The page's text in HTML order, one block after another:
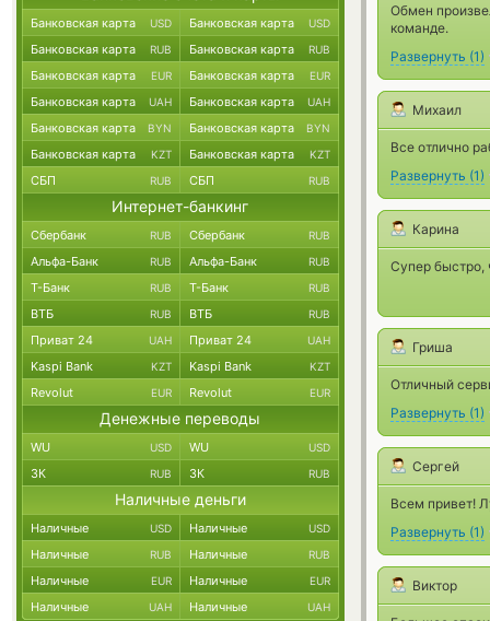
Обмен
команде.
Развернуть (1)
Михаил
Все отлично
Развернуть (1)
Карина
Супер быстро,
Гриша
Отличный
Развернуть (1)
Сергей
Всем привет!
Развернуть (1)
Виктор
Банковская карта USD Банковская карта USD
Банковская карта RUB Банковская карта RUB
Банковская карта EUR Банковская карта EUR
Банковская карта UAH Банковская карта UAH
Банковская карта BYN Банковская карта BYN
Банковская карта KZT Банковская карта KZT
СБП RUB СБП RUB
Интернет-банкинг
Сбербанк RUB Сбербанк RUB
Альфа-Банк RUB Альфа-Банк RUB
Т-Банк RUB Т-Банк RUB
ВТБ RUB ВТБ RUB
Приват 24 UAH Приват 24 UAH
Kaspi Bank KZT Kaspi Bank KZT
Revolut EUR Revolut EUR
Денежные переводы
WU USD WU USD
ЗК RUB ЗК RUB
Наличные деньги
Наличные USD Наличные USD
Наличные RUB Наличные RUB
Наличные EUR Наличные EUR
Наличные UAH Наличные UAH